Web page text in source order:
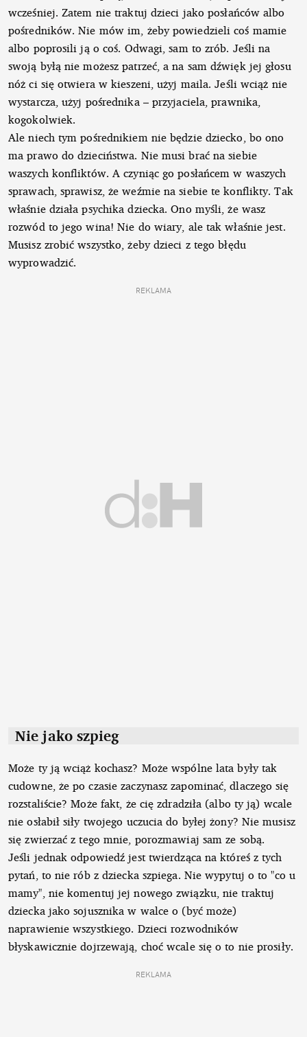
wcześniej. Zatem nie traktuj dzieci jako posłańców albo
pośredników. Nie mów im, żeby powiedzieli coś mamie
albo poprosili ją o coś. Odwagi, sam to zrób. Jeśli na
swoją byłą nie możesz patrzeć, a na sam dźwięk jej głosu
nóż ci się otwiera w kieszeni, użyj maila. Jeśli wciąż nie
wystarcza, użyj pośrednika – przyjaciela, prawnika,
kogokolwiek.
Ale niech tym pośrednikiem nie będzie dziecko, bo ono
ma prawo do dzieciństwa. Nie musi brać na siebie
waszych konfliktów. A czyniąc go posłańcem w waszych
sprawach, sprawisz, że weźmie na siebie te konflikty. Tak
właśnie działa psychika dziecka. Ono myśli, że wasz
rozwód to jego wina! Nie do wiary, ale tak właśnie jest.
Musisz zrobić wszystko, żeby dzieci z tego błędu
wyprowadzić.
REKLAMA
Nie jako szpieg
Może ty ją wciąż kochasz? Może wspólne lata były tak
cudowne, że po czasie zaczynasz zapominać, dlaczego się
rozstaliście? Może fakt, że cię zdradziła (albo ty ją) wcale
nie osłabił siły twojego uczucia do byłej żony? Nie musisz
się zwierzać z tego mnie, porozmawiaj sam ze sobą.
Jeśli jednak odpowiedź jest twierdząca na któreś z tych
pytań, to nie rób z dziecka szpiega. Nie wypytuj o to "co u
mamy", nie komentuj jej nowego związku, nie traktuj
dziecka jako sojusznika w walce o (być może)
naprawienie wszystkiego. Dzieci rozwodników
błyskawicznie dojrzewają, choć wcale się o to nie prosiły.
REKLAMA